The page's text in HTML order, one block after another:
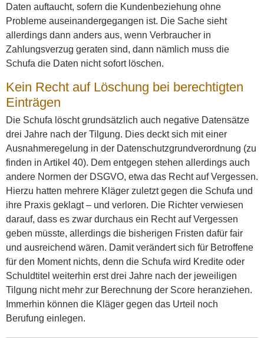
Daten auftaucht, sofern die Kundenbeziehung ohne
Probleme auseinandergegangen ist. Die Sache sieht
allerdings dann anders aus, wenn Verbraucher in
Zahlungsverzug geraten sind, dann nämlich muss die
Schufa die Daten nicht sofort löschen.
Kein Recht auf Löschung bei berechtigten
Einträgen
Die Schufa löscht grundsätzlich auch negative Datensätze
drei Jahre nach der Tilgung. Dies deckt sich mit einer
Ausnahmeregelung in der Datenschutzgrundverordnung (zu
finden in Artikel 40). Dem entgegen stehen allerdings auch
andere Normen der DSGVO, etwa das Recht auf Vergessen.
Hierzu hatten mehrere Kläger zuletzt gegen die Schufa und
ihre Praxis geklagt – und verloren. Die Richter verwiesen
darauf, dass es zwar durchaus ein Recht auf Vergessen
geben müsste, allerdings die bisherigen Fristen dafür fair
und ausreichend wären. Damit verändert sich für Betroffene
für den Moment nichts, denn die Schufa wird Kredite oder
Schuldtitel weiterhin erst drei Jahre nach der jeweiligen
Tilgung nicht mehr zur Berechnung der Score heranziehen.
Immerhin können die Kläger gegen das Urteil noch
Berufung einlegen.